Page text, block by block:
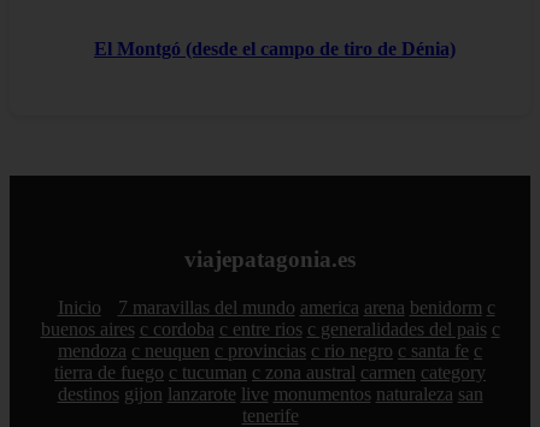
El Montgó (desde el campo de tiro de Dénia)
viajepatagonia.es
Inicio 7 maravillas del mundo america arena benidorm c
buenos aires c cordoba c entre rios c generalidades del pais c
mendoza c neuquen c provincias c rio negro c santa fe c
tierra de fuego c tucuman c zona austral carmen category
destinos gijon lanzarote live monumentos naturaleza san
tenerife